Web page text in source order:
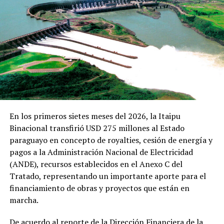
El “Contrato de Construcción y Mantenimiento de
Carreteras por Niveles de Servicios (Ccoma). Proyecto de
pavimentación y mantenimiento de la ruta PY21” es por
30 meses para la pavimentación y luego su posterior
mantenimiento de por un periodo de 60 meses.
Los ítems a ejecutar consisten en pavimentación
asfáltica con polímeros, además de obras
descenso de pasajeros, dársena de pesaje, estación de
peaje, instalación de barreras de contención vehicular,
traslado de columnas, traslado y construcción de
alambrados, remoción de estructuras existente, entre
otros.
Además, se prevé la construcción de un mirador en las
inmediaciones de la Laguna de los Patos en el marco del
En los primeros sietes meses del 2026, la Itaipu
Binacional transfirió USD 275 millones al Estado
paraguayo en concepto de royalties, cesión de energía y
pagos a la Administración Nacional de Electricidad
(ANDE), recursos establecidos en el Anexo C del
Tratado, representando un importante aporte para el
financiamiento de obras y proyectos que están en
marcha.